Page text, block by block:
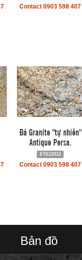
Contact 0903 598 407
Đá Granite "tự nhiên"
Antique Persa.
EYE12012
Contact 0903 598 407
Bản đồ